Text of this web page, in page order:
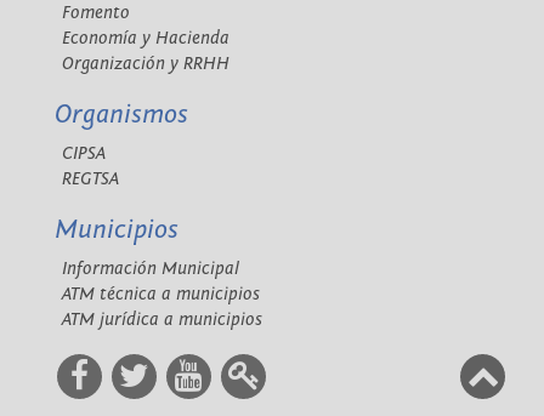
Fomento
Economía y Hacienda
Organización y RRHH
Organismos
CIPSA
REGTSA
Municipios
Información Municipal
ATM técnica a municipios
ATM jurídica a municipios